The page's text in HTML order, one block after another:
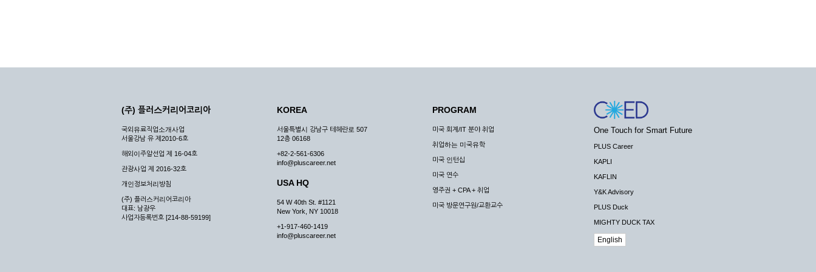
(주) 플러스커리어코리아
국외유료직업소개사업
서울강남 유 제2010-6호
해외이주알선업 제 16-04호
관광사업 제 2016-32호
개인정보처리방침
(주) 플러스커리어코리아
대표: 남광우
사업자등록번호 [214-88-59199]
KOREA
서울특별시 강남구 테헤란로 507
12층 06168
+82-2-561-6306
info@pluscareer.net
USA HQ
54 W 40th St. #1121
New York, NY 10018
+1-917-460-1419
info@pluscareer.net
PROGRAM
미국 회계/IT 분야 취업
취업하는 미국유학
미국 인턴십
미국 연수
영주권 + CPA + 취업
미국 방문연구원/교환교수
One Touch for Smart Future
PLUS Career
KAPLI
KAFLIN
Y&K Advisory
PLUS Duck
MIGHTY DUCK TAX
English